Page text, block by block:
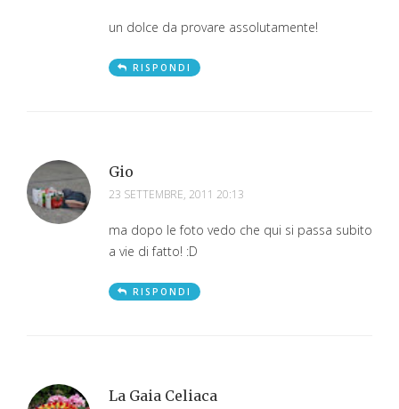
un dolce da provare assolutamente!
RISPONDI
Gio
23 SETTEMBRE, 2011 20:13
ma dopo le foto vedo che qui si passa subito
a vie di fatto! :D
RISPONDI
La Gaia Celiaca